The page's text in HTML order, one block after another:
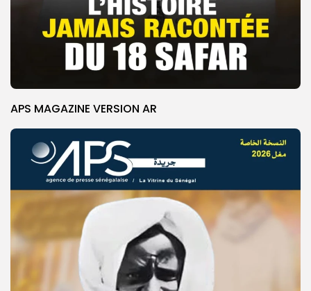
APS MAGAZINE VERSION AR